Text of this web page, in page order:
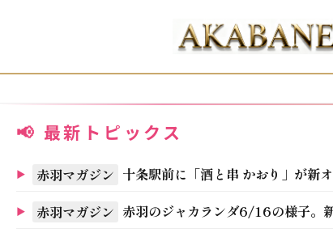
📢 最新トピックス
赤羽マガジン 十条駅前に「酒と串 かおり」が新
赤羽マガジン 赤羽のジャカランダ6/16の様子。